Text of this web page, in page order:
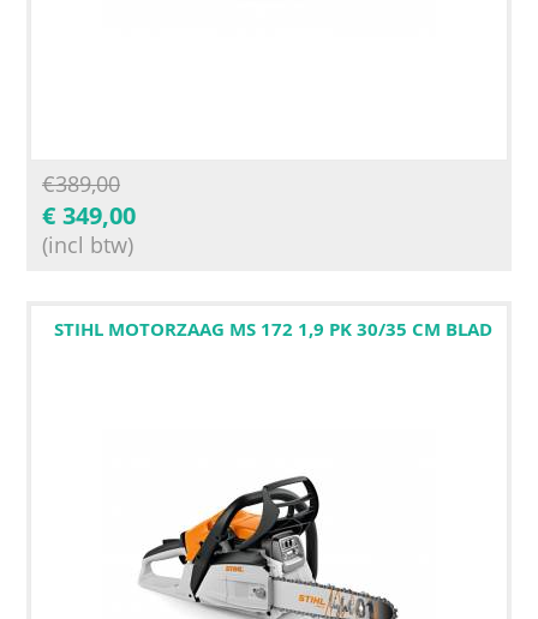
€389,00
€ 349,00
(incl btw)
STIHL MOTORZAAG MS 172 1,9 PK 30/35 CM BLAD